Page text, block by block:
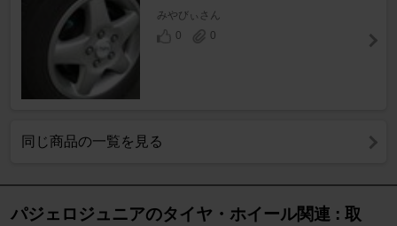
みやびぃさん
0
0
同じ商品の一覧を見る
パジェロジュニアのタイヤ・ホイール関連 : 取